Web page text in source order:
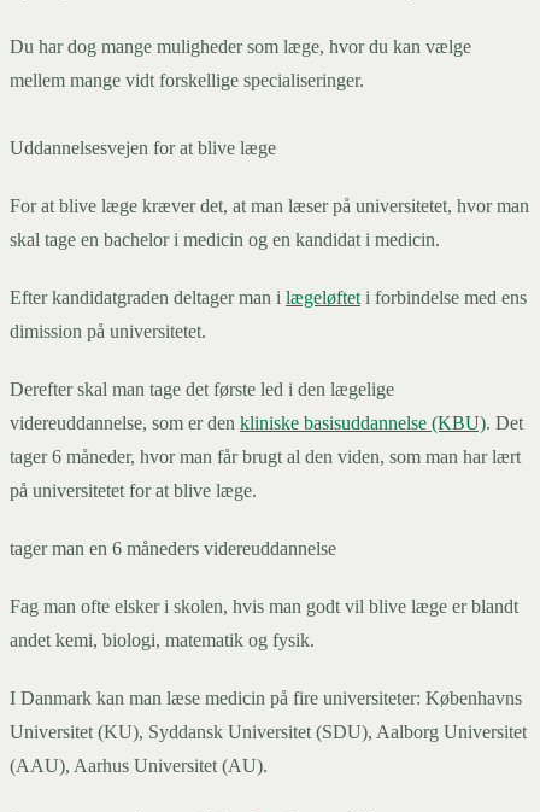
Du har dog mange muligheder som læge, hvor du kan vælge
mellem mange vidt forskellige specialiseringer.
Uddannelsesvejen for at blive læge
For at blive læge kræver det, at man læser på universitetet, hvor man
skal tage en bachelor i medicin og en kandidat i medicin.
Efter kandidatgraden deltager man i lægeløftet i forbindelse med ens
dimission på universitetet.
Derefter skal man tage det første led i den lægelige
videreuddannelse, som er den kliniske basisuddannelse (KBU). Det
tager 6 måneder, hvor man får brugt al den viden, som man har lært
på universitetet for at blive læge.
tager man en 6 måneders videreuddannelse
Fag man ofte elsker i skolen, hvis man godt vil blive læge er blandt
andet kemi, biologi, matematik og fysik.
I Danmark kan man læse medicin på fire universiteter: Københavns
Universitet (KU), Syddansk Universitet (SDU), Aalborg Universitet
(AAU), Aarhus Universitet (AU).